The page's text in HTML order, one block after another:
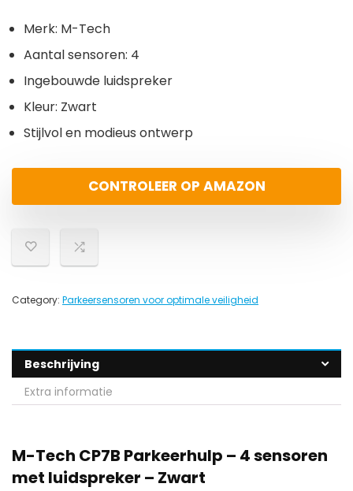
Merk: M-Tech
Aantal sensoren: 4
Ingebouwde luidspreker
Kleur: Zwart
Stijlvol en modieus ontwerp
CONTROLEER OP AMAZON
Category: Parkeersensoren voor optimale veiligheid
Beschrijving
Extra informatie
M-Tech CP7B Parkeerhulp – 4 sensoren
met luidspreker – Zwart